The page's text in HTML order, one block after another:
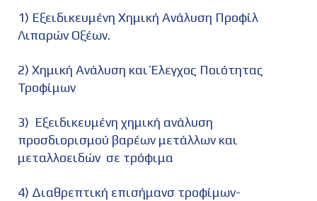
1) Εξειδικευμένη Χημική Ανάλυση Προφίλ
Λιπαρών Οξέων.
2) Χημική Ανάλυση και Έλεγχος Ποιότητας
Τροφίμων
3) Εξειδικευμένη χημική ανάλυση
προσδιορισμού βαρέων μετάλλων και
μεταλλοειδών σε τρόφιμα
4) Διαθρεπτική επισήμανσ τροφίμων-
Τηλέφωνο *
+30
Επώνυμο *